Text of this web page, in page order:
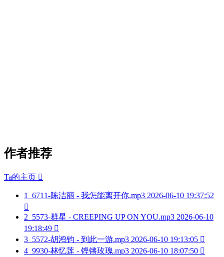
作者推荐
Ta的主页 
1 6711-陈洁丽 - 我怎能离开你.mp3 2026-06-10 19:37:52

2 5573-群星 - CREEPING UP ON YOU.mp3 2026-06-10
19:18:49 
3 5572-胡鸿钧 - 到此一游.mp3 2026-06-10 19:13:05 
4 9930-林忆莲 - 铿锵玫瑰.mp3 2026-06-10 18:07:50 